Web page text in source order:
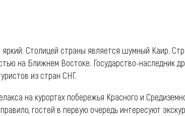
Столицей страны является шумный Каир.
на Ближнем Востоке. Государство-наследник
из стран СНГ.
на курортах побережья Красного и
гостей в первую очередь интересуют